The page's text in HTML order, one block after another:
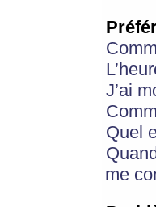
J’ai
Quel
me